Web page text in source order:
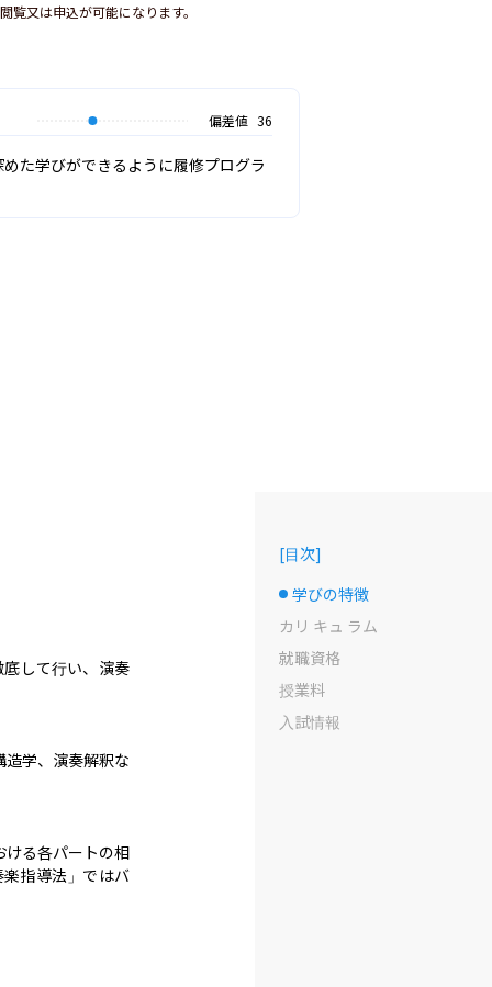
又は申込が可能になります。
偏差値 36
た学びができるように履修プログラ
して行い、演奏
学、演奏解釈な
ける各パートの相
指導法」ではバ
[目次]
選択中のドット
学びの特徴
カリ キュ ラム
就職資格
授業料
入試情報